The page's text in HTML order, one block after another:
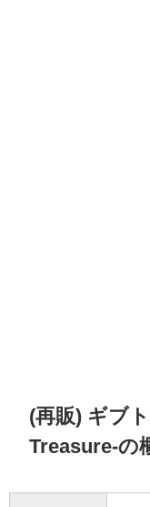
(再販) ギブ
Treasure-の